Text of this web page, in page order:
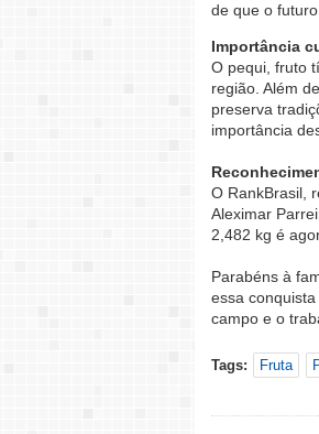
de que o
Importância
O pequi, fruto
região. Além
preserva
importância
O RankBrasil,
Aleximar
2,482 kg é
Parabéns à
essa
campo e o
Tags: Fruta